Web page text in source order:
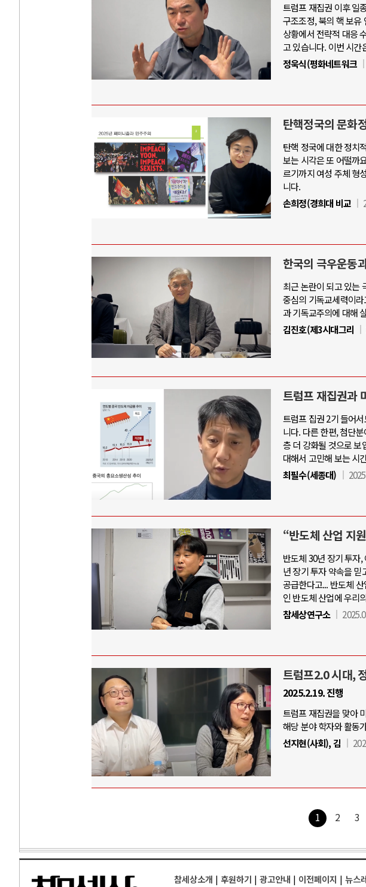
트럼프 재집권 이후 일
구조조정, 북의 핵 보유
상황에서 전략적 대응
고 있습니다. 이번 시간
정욱식(평화네트워크
탄핵정국의 문화
탄핵 정국에 대한 정치
보는 시각은 또 어떨까
르기까지 여성 주체 형
니다.
손희정(경희대 비교
한국의 극우운동
최근 논란이 되고 있는
중심의 기독교세력이
과 기독교주의에 대해
김진호(제3시대그리
트럼프 재집권과
트럼프 집권 2기 들어
니다. 다른 한편, 첨단
층 더 강화될 것으로 보
대해서 고민해 보는 시
최필수(세종대)
“반도체 산업 지
반도체 30년 장기 투자
년 장기 투자 약속을
공급한다고... 반도체
인 반도체 산업에 우리
참세상연구소
트럼프2.0 시대,
2025.2.19. 진행
트럼프 재집권을 맞아
해당 분야 학자와 활동
선지현(사회), 김
1 2 3
참세상소개 | 후원하기 | 광고안내 | 이전페이지 | 뉴스